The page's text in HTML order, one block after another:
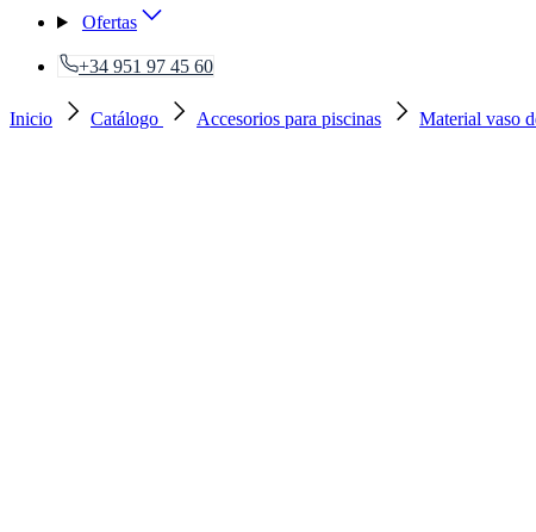
Ofertas
+34 951 97 45 60
Inicio Catálogo Accesorios para piscinas Material vaso